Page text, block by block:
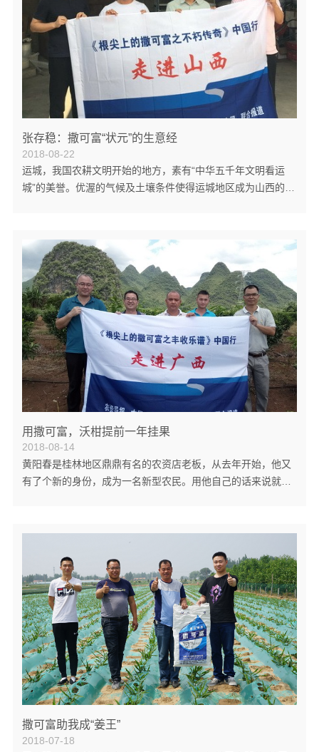
张存稳：撒可富“状元”的生意经
2018-08-22
运城，我国农耕文明开始的地方，素有“中华五千年文明看运
城”的美誉。优渥的气候及土壤条件使得运城地区成为山西的重
的张存稳是一名老供销人，1980年便开始在供销社工作。从计
划经济到市场经济时代，他作为千千万万改革开放的见证者之
一，在这场浪潮中，不断学习，成长，在供销社的日子为他提
供了宝贵的人生经验，从百货到农资，他悉数精通，为今后的
生意打下了基础。随着改革的逐步推...
用撒可富，沃柑提前一年挂果
2018-08-14
黄阳春是桂林地区鼎鼎有名的农资店老板，从去年开始，他又
有了个新的身份，成为一名新型农民。用他自己的话来说就
业情怀在发酵。 7月15日，记者来到了他的这片果园，满眼都
是壮实挺拔的果树，一般都在1米高左右，最高的有1米3了，
叶片肥厚青翠，树上已挂满了鸡蛋大的果子。“这树我是去年4
月份栽的，到现在才16个月，就已结果，一般树要三年才能结
果，我这两年就结果了。”黄阳春高...
撒可富助我成“姜王”
2018-07-18